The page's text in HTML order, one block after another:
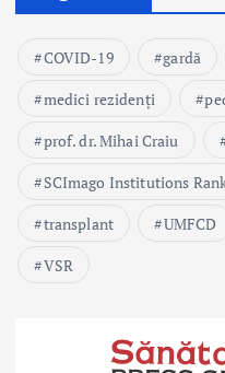
COVID-19 gardă
medici rezidenți
prof. dr. Mihai Craiu
SCImago Institutions
transplant
UMFCD
VSR